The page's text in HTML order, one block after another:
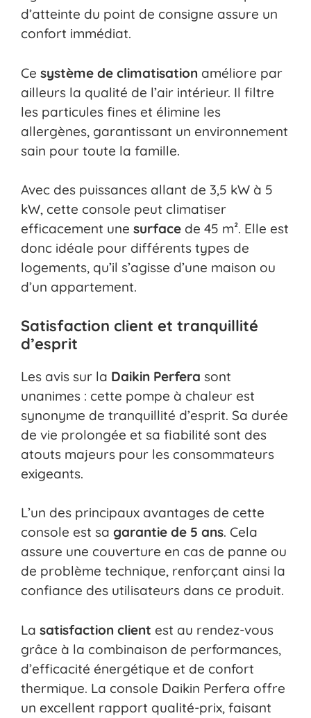
d’atteinte du point de consigne assure un
confort immédiat.
Ce système de climatisation améliore par
ailleurs la qualité de l’air intérieur. Il filtre
les particules fines et élimine les
allergènes, garantissant un environnement
sain pour toute la famille.
Avec des puissances allant de 3,5 kW à 5
kW, cette console peut climatiser
efficacement une surface de 45 m². Elle est
donc idéale pour différents types de
logements, qu’il s’agisse d’une maison ou
d’un appartement.
Satisfaction client et tranquillité
d’esprit
Les avis sur la Daikin Perfera sont
unanimes : cette pompe à chaleur est
synonyme de tranquillité d’esprit. Sa durée
de vie prolongée et sa fiabilité sont des
atouts majeurs pour les consommateurs
exigeants.
L’un des principaux avantages de cette
console est sa garantie de 5 ans. Cela
assure une couverture en cas de panne ou
de problème technique, renforçant ainsi la
confiance des utilisateurs dans ce produit.
La satisfaction client est au rendez-vous
grâce à la combinaison de performances,
d’efficacité énergétique et de confort
thermique. La console Daikin Perfera offre
un excellent rapport qualité-prix, faisant